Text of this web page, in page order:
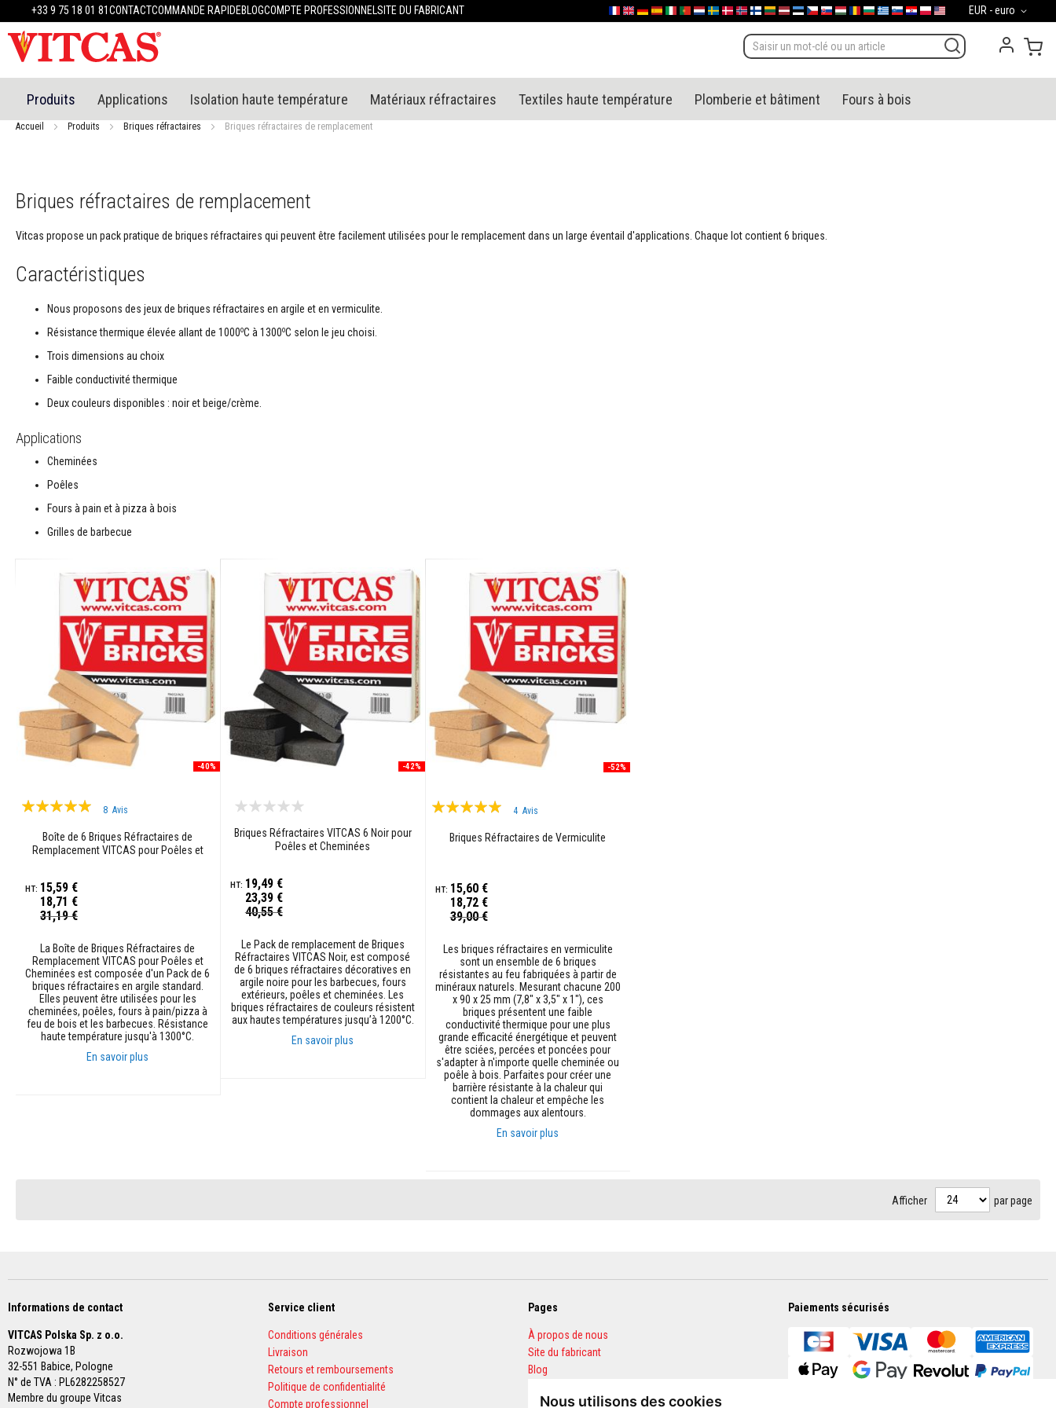
Nous utilisons des cookies
+33 9 75 18 01 81CONTACTCOMMANDE RAPIDEBLOGCOMPTE PROFESSIONNELSITE DU FABRICANTAllez
au
Devise
EUR - euro
Français
English (UK)
Deutschland
España
ItaliaPortugal
Nederland
Sverige
Danmark
NorgeSuomiLietuva
LatvijaEestiČeskoSlovensko
Magyarország
România
България
Ελλάδα
Slovenija
Hrvatska
PolskaEnglish (US)
Produits
Matériaux
réfractaires
Mastics
Enduit
plâtre
Mortiers
Mastics
résistants
chaleur
Colle
Contrecoeur
linteaux
Réfractaires
zircon
Revêtements
réfractaires
Matériaux
résistants
Bétons
réfractaires
réfractaires
réfractaires
Briques
réfractaires
de
remplacement
Produits Applications Isolation haute température Matériaux réfractaires Textiles haute température Plomberie et bâtiment Fours à bois
Accueil Produits Briques réfractaires Briques réfractaires de remplacement
Briques réfractaires de remplacement
Vitcas propose un pack pratique de briques réfractaires qui peuvent être facilement utilisées pour le remplacement dans un large éventail d'applications. Chaque lot contient 6 briques.
Caractéristiques
Nous proposons des jeux de briques réfractaires en argile et en vermiculite.
Résistance thermique élevée allant de 1000oC à 1300oC selon le jeu choisi.
Trois dimensions au choix
Faible conductivité thermique
Deux couleurs disponibles : noir et beige/crème.
Applications
Cheminées
Poêles
Fours à pain et à pizza à bois
Grilles de barbecue
-40%
Évaluation:
8 Avis
Boîte de 6 Briques Réfractaires de
Remplacement VITCAS pour Poêles et
Spécial
18,71 €
15,59 €
31,19 €
La Boîte de Briques Réfractaires de
Remplacement VITCAS pour Poêles et
Cheminées est composée d'un Pack de 6
briques réfractaires en argile standard.
Elles peuvent être utilisées pour les
cheminées, poêles, fours à pain/pizza à
feu de bois et les barbecues. Résistance
haute température jusqu'à 1300°C.
En savoir plus
-42%
Briques Réfractaires VITCAS 6 Noir pour
Poêles et Cheminées
Spécial
23,39 €
19,49 €
40,55 €
Le Pack de remplacement de Briques
Réfractaires VITCAS Noir, est composé
de 6 briques réfractaires décoratives en
argile noire pour les barbecues, fours
extérieurs, poêles et cheminées. Les
briques réfractaires de couleurs résistent
aux hautes températures jusqu’à 1200°C.
En savoir plus
-52%
Évaluation:
4 Avis
Briques Réfractaires de Vermiculite
Spécial
18,72 €
15,60 €
39,00 €
Les briques réfractaires en vermiculite
sont un ensemble de 6 briques
résistantes au feu fabriquées à partir de
minéraux naturels. Mesurant chacune 200
x 90 x 25 mm (7,8" x 3,5" x 1"), ces
briques présentent une faible
conductivité thermique pour une plus
grande efficacité énergétique et peuvent
être sciées, percées et poncées pour
s'adapter à n'importe quelle cheminée ou
poêle à bois. Parfaites pour créer une
barrière résistante à la chaleur qui
contient la chaleur et empêche les
dommages aux alentours.
En savoir plus
Afficher par page
Informations de contact
VITCAS Polska Sp. z o.o.
Rozwojowa 1B
32-551 Babice, Pologne
N° de TVA : PL6282258527
Membre du groupe Vitcas
Service client
Conditions générales
Livraison
Retours et remboursements
Politique de confidentialité
Compte professionnel
Pages
À propos de nous
Site du fabricant
Blog
Calculateur de quantités
Paiements sécurisés